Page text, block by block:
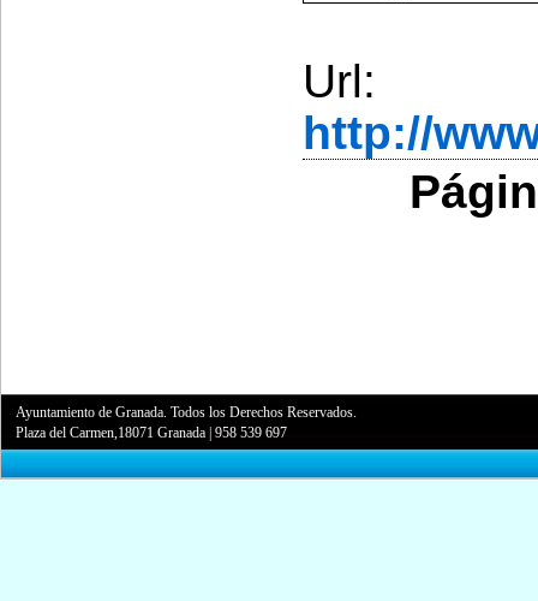
Url:
http://
Ayuntamiento de Granada. Todos los Derechos Reservados.
Plaza del Carmen,18071 Granada |958 539 697